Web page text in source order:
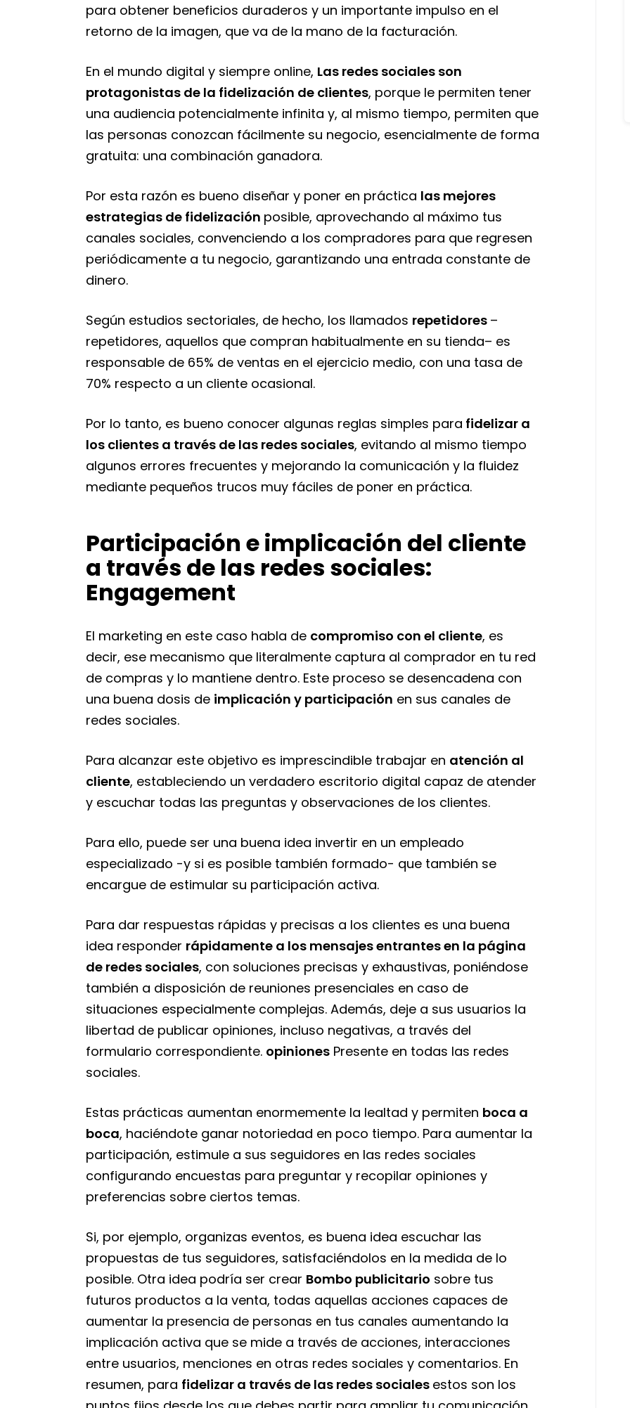
para obtener beneficios duraderos y un importante impulso en el
retorno de la imagen, que va de la mano de la facturación.
En el mundo digital y siempre online, Las redes sociales son
protagonistas de la fidelización de clientes, porque le permiten tener
una audiencia potencialmente infinita y, al mismo tiempo, permiten que
las personas conozcan fácilmente su negocio, esencialmente de forma
gratuita: una combinación ganadora.
Por esta razón es bueno diseñar y poner en práctica las mejores
estrategias de fidelización posible, aprovechando al máximo tus
canales sociales, convenciendo a los compradores para que regresen
periódicamente a tu negocio, garantizando una entrada constante de
dinero.
Según estudios sectoriales, de hecho, los llamados repetidores –
repetidores, aquellos que compran habitualmente en su tienda– es
responsable de 65% de ventas en el ejercicio medio, con una tasa de
70% respecto a un cliente ocasional.
Por lo tanto, es bueno conocer algunas reglas simples para fidelizar a
los clientes a través de las redes sociales, evitando al mismo tiempo
algunos errores frecuentes y mejorando la comunicación y la fluidez
mediante pequeños trucos muy fáciles de poner en práctica.
Participación e implicación del cliente
a través de las redes sociales:
Engagement
El marketing en este caso habla de compromiso con el cliente, es
decir, ese mecanismo que literalmente captura al comprador en tu red
de compras y lo mantiene dentro. Este proceso se desencadena con
una buena dosis de implicación y participación en sus canales de
redes sociales.
Para alcanzar este objetivo es imprescindible trabajar en atención al
cliente, estableciendo un verdadero escritorio digital capaz de atender
y escuchar todas las preguntas y observaciones de los clientes.
Para ello, puede ser una buena idea invertir en un empleado
especializado -y si es posible también formado- que también se
encargue de estimular su participación activa.
Para dar respuestas rápidas y precisas a los clientes es una buena
idea responder rápidamente a los mensajes entrantes en la página
de redes sociales, con soluciones precisas y exhaustivas, poniéndose
también a disposición de reuniones presenciales en caso de
situaciones especialmente complejas. Además, deje a sus usuarios la
libertad de publicar opiniones, incluso negativas, a través del
formulario correspondiente. opiniones Presente en todas las redes
sociales.
Estas prácticas aumentan enormemente la lealtad y permiten boca a
boca, haciéndote ganar notoriedad en poco tiempo. Para aumentar la
participación, estimule a sus seguidores en las redes sociales
configurando encuestas para preguntar y recopilar opiniones y
preferencias sobre ciertos temas.
Si, por ejemplo, organizas eventos, es buena idea escuchar las
propuestas de tus seguidores, satisfaciéndolos en la medida de lo
posible. Otra idea podría ser crear Bombo publicitario sobre tus
futuros productos a la venta, todas aquellas acciones capaces de
aumentar la presencia de personas en tus canales aumentando la
implicación activa que se mide a través de acciones, interacciones
entre usuarios, menciones en otras redes sociales y comentarios. En
resumen, para fidelizar a través de las redes sociales estos son los